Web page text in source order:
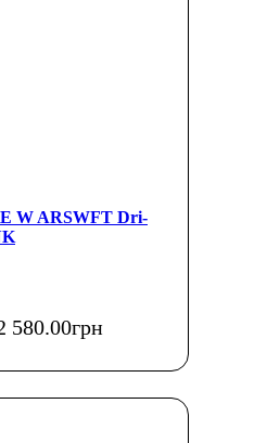
W ARSWFT Dri-
580.00грн